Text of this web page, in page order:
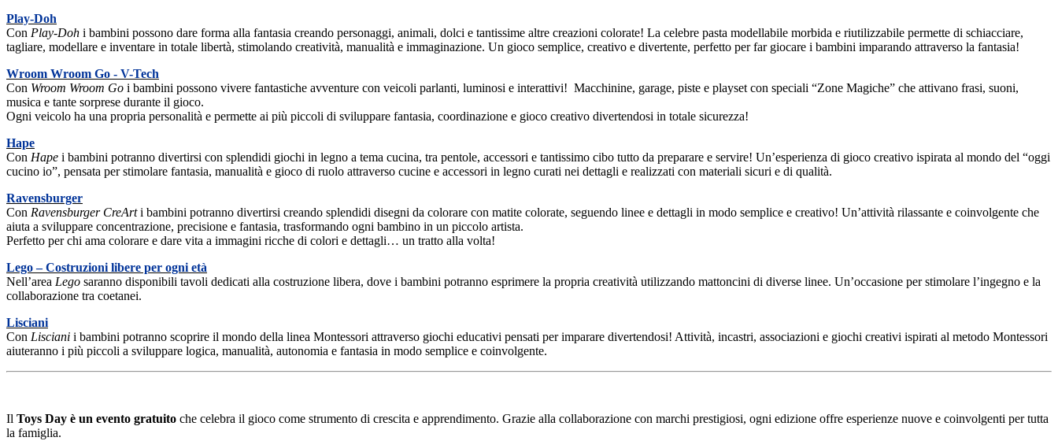
Play-Doh
Con Play-Doh i bambini possono dare forma alla fantasia creando personaggi, animali, dolci e tantissime altre creazioni colorate! La celebre pasta modellabile morbida e riutilizzabile permette di schiacciare,
tagliare, modellare e inventare in totale libertà, stimolando creatività, manualità e immaginazione. Un gioco semplice, creativo e divertente, perfetto per far giocare i bambini imparando attraverso la fantasia!
Wroom Wroom Go - V-Tech
Con Wroom Wroom Go i bambini possono vivere fantastiche avventure con veicoli parlanti, luminosi e interattivi! Macchinine, garage, piste e playset con speciali “Zone Magiche” che attivano frasi, suoni,
musica e tante sorprese durante il gioco.
Ogni veicolo ha una propria personalità e permette ai più piccoli di sviluppare fantasia, coordinazione e gioco creativo divertendosi in totale sicurezza!
Hape
Con Hape i bambini potranno divertirsi con splendidi giochi in legno a tema cucina, tra pentole, accessori e tantissimo cibo tutto da preparare e servire! Un’esperienza di gioco creativo ispirata al mondo del “oggi
cucino io”, pensata per stimolare fantasia, manualità e gioco di ruolo attraverso cucine e accessori in legno curati nei dettagli e realizzati con materiali sicuri e di qualità.
Ravensburger
Con Ravensburger CreArti bambini potranno divertirsi creando splendidi disegni da colorare con matite colorate, seguendo linee e dettagli in modo semplice e creativo! Un’attività rilassante e coinvolgente che
aiuta a sviluppare concentrazione, precisione e fantasia, trasformando ogni bambino in un piccolo artista.
Perfetto per chi ama colorare e dare vita a immagini ricche di colori e dettagli… un tratto alla volta!
Lego – Costruzioni libere per ogni età
Nell’area Lego saranno disponibili tavoli dedicati alla costruzione libera, dove i bambini potranno esprimere la propria creatività utilizzando mattoncini di diverse linee. Un’occasione per stimolare l’ingegno e la
collaborazione tra coetanei.
Lisciani
Con Lisciani i bambini potranno scoprire il mondo della linea Montessori attraverso giochi educativi pensati per imparare divertendosi! Attività, incastri, associazioni e giochi creativi ispirati al metodo Montessori
aiuteranno i più piccoli a sviluppare logica, manualità, autonomia e fantasia in modo semplice e coinvolgente.
Il Toys Day è un evento gratuito che celebra il gioco come strumento di crescita e apprendimento. Grazie alla collaborazione con marchi prestigiosi, ogni edizione offre esperienze nuove e coinvolgenti per tutta
la famiglia.